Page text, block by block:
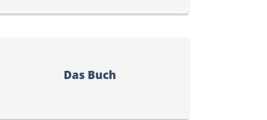
Das Buch